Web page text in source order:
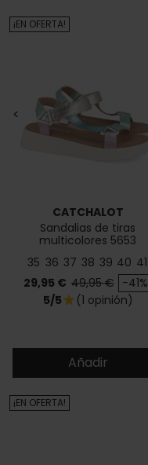
<
CATCHALOT
Sandalias de tiras
multicolores 5653
35 36 37 38 39 40 41
Precio
29,95 € Precio base
49,95 € -41%
¡EN OFERTA!
5/5star (1 opinión)
Añadir
¡EN OFERTA!